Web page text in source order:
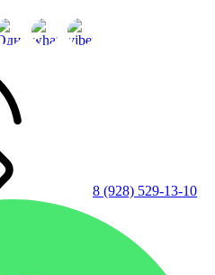
8 (928) 529-13-10